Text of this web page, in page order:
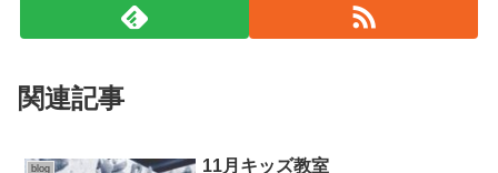
関連記事
blog 11月キッズ教室